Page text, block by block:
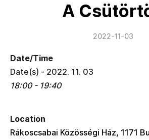
A
2022-11-03
Date/Time
Date(s) - 2022. 11. 03
18:00 - 19:40
Location
Rákoscsabai Közösségi Ház, 1171